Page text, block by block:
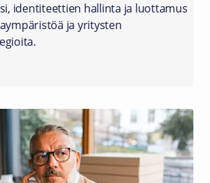
identiteettien hallinta ja luottamus
ja yritysten